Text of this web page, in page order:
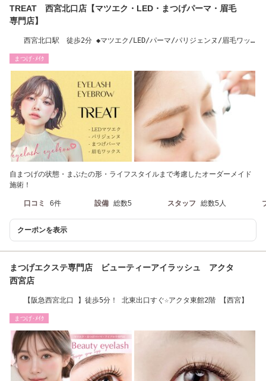
TREAT 西宮北口店【マツエク・LED・まつげパーマ・眉毛
専門店】
西宮北口駅 徒歩2分 ◆マツエク/LED/パーマ/パリジェンヌ/眉毛ワッ
まつげ･ﾒｲｸ
自まつげの状態・まぶたの形・ライフスタイルまで考慮したオーダーメイド
施術！
口コミ 6件 設備 総数5 スタッフ 総数5人
クーポンを表示
まつげエクステ専門店 ビューティーアイラッシュ アクタ
西宮店
【阪急西宮北口 】徒歩5分！ 北東出口すぐ☆アクタ東館2階 【西宮】
まつげ･ﾒｲｸ